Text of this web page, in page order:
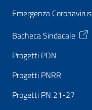
Emergenza Coronavirus
Bacheca Sindacale
Progetti PON
Progetti PNRR
Progetti PN 21-27